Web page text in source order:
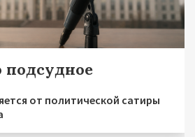
подсудное
от политической сатиры